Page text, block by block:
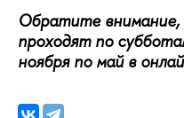
Обратите внимание,
проходят по
ноября по май в